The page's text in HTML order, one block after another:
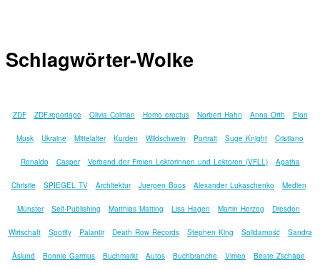
Schlagwörter-Wolke
ZDF ZDF.reportage Olivia Colman Homo erectus Norbert Hahn Anna Orth Elon
Musk Ukraine Mittelalter Kurden Wildschwein Portrait Suge Knight Cristiano
Ronaldo Casper Verband der Freien Lektorinnen und Lektoren (VFLL) Agatha
Christie SPIEGEL TV Architektur Juergen Boos Alexander Lukaschenko Medien
Münster Self-Publishing Matthias Matting Lisa Hagen Martin Herzog Dresden
Wirtschaft Spotify Palantir Death Row Records Stephen King Solidarność Sandra
Åslund Bonnie Garmus Buchmarkt Autos Buchbranche Vimeo Beate Zschäpe